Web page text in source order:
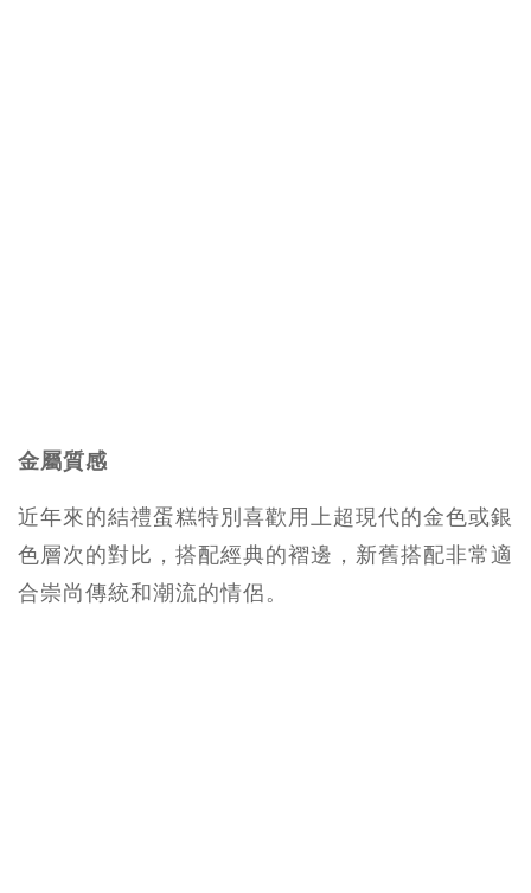
金屬質感
近年來的結禮蛋糕特別喜歡用上超現代的金色或銀
色層次的對比，搭配經典的褶邊，新舊搭配非常適
合崇尚傳統和潮流的情侶。